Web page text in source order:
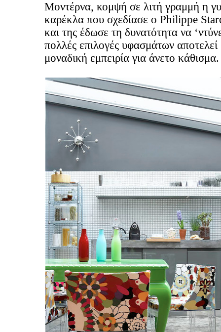
Μοντέρνα, κομψή σε λιτή γραμμή η
καρέκλα που σχεδίασε ο Philippe
και της έδωσε τη δυνατότητα να
πολλές επιλογές υφασμάτων αποτελεί
μοναδική εμπειρία για άνετο κάθισμα.